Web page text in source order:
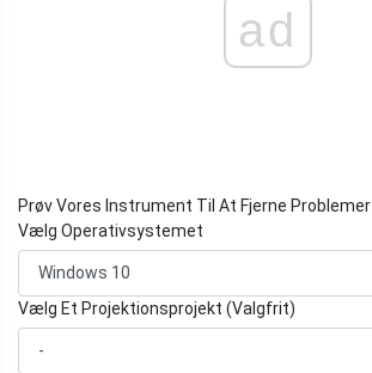
ad
Prøv Vores Instrument Til At Fjerne Problemer
Vælg Operativsystemet
Vælg Et Projektionsprojekt (Valgfrit)